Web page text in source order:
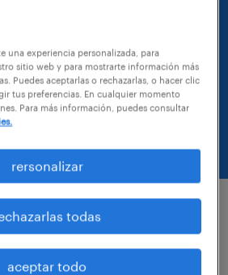
búsqueda de
center para ingresar a
Si estás disponible, llena el
datos!
y si cumples con
te contactaremos!
una experiencia personalizada, para
sitio web y para mostrarte información más
Puedes aceptarlas o rechazarlas, o hacer clic
tus preferencias. En cualquier momento
Para más información, puedes consultar
rersonalizar
todas
aceptar todo